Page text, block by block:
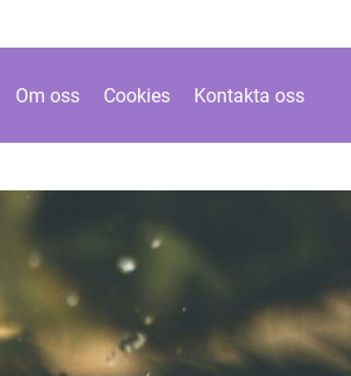
Om oss Cookies Kontakta oss